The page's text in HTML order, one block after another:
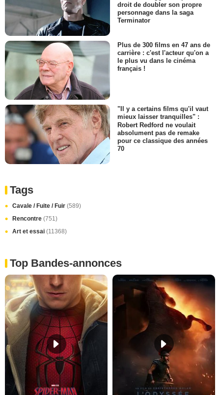
droit de doubler son propre
personnage dans la saga
Terminator
Plus de 300 films en 47 ans de
carrière : c'est l'acteur qu'on a
le plus vu dans le cinéma
français !
"Il y a certains films qu'il vaut
mieux laisser tranquilles" :
Robert Redford ne voulait
absolument pas de remake
pour ce classique des années
70
Tags
Cavale / Fuite / Fuir (589)
Rencontre (751)
Art et essai (11368)
Top Bandes-annonces